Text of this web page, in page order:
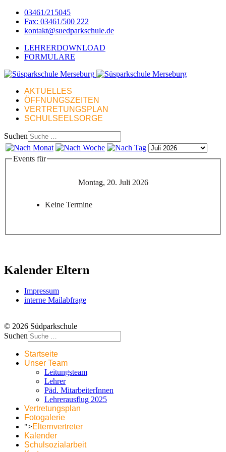
03461/215045
Fax: 03461/500 222
kontakt@suedparkschule.de
LEHRERDOWNLOAD
FORMULARE
AKTUELLES
ÖFFNUNGSZEITEN
VERTRETUNGSPLAN
SCHULSEELSORGE
Suchen
Events für
Montag, 20. Juli 2026
Keine Termine
Kalender Eltern
Impressum
interne Mailabfrage
© 2026 Südparkschule
Suchen
Startseite
Unser Team
Leitungsteam
Lehrer
Päd. MitarbeiterInnen
Lehrerausflug 2025
Vertretungsplan
Fotogalerie
">Elternvertreter
Kalender
Schulsozialarbeit